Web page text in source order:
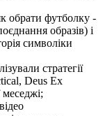
обрати футболку -
образів) і
символіки
стратегії
Deus Ex
меседжі;